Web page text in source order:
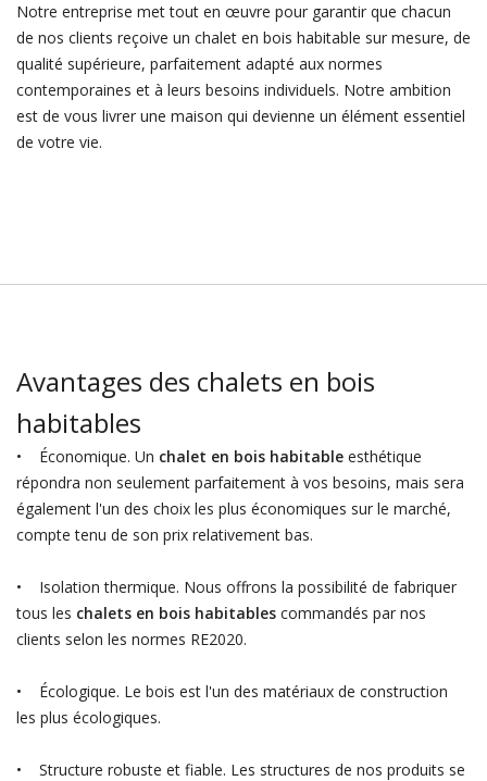
Notre entreprise met tout en œuvre pour garantir que chacun
de nos clients reçoive un chalet en bois habitable sur mesure, de
qualité supérieure, parfaitement adapté aux normes
contemporaines et à leurs besoins individuels. Notre ambition
est de vous livrer une maison qui devienne un élément essentiel
de votre vie.
Avantages des chalets en bois
habitables
• Économique. Un chalet en bois habitableesthétique
répondra non seulement parfaitement à vos besoins, mais sera
également l'un des choix les plus économiques sur le marché,
compte tenu de son prix relativement bas.
• Isolation thermique. Nous offrons la possibilité de fabriquer
tous les chalets en bois habitablescommandés par nos
clients selon les normes RE2020.
• Écologique. Le bois est l'un des matériaux de construction
les plus écologiques.
• Structure robuste et fiable. Les structures de nos produits se